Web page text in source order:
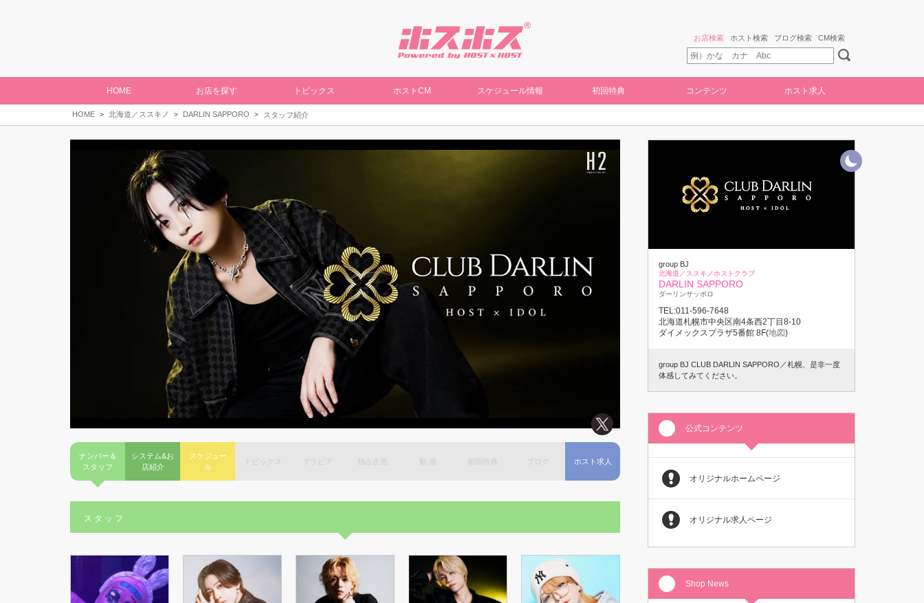
お店検索 ホスト検索 ブログ検索 CM検索
HOME お店を探す トピックス ホストCM スケジュール情報 初回特典 コンテンツ ホスト求人
HOME 北海道／ススキノ DARLIN SAPPORO スタッフ紹介
ナンバー＆
スタッフ
システム&お
店紹介
スケジュー
ル
トピックス グラビア 独占企画 初回特典 ブログ ホスト求人
スタッフ
group BJ
北海道／ススキノホストクラブ
DARLIN SAPPORO
ダーリンサッポロ
TEL:011-596-7648
北海道札幌市中央区南4条西2丁目8-10
ダイメックスプラザ5番館 8F(地図)
group BJ CLUB DARLIN SAPPORO／札幌、是非一度
体感してみてください。
公式コンテンツ
オリジナルホームページ
オリジナル求人ページ
Shop News